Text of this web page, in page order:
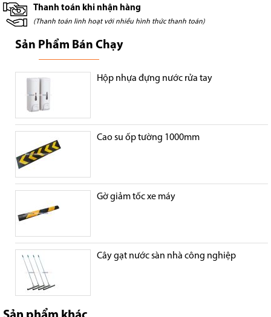
Thanh toán khi nhận hàng
(Thanh toán linh hoạt với nhiều hình thức thanh toán)
Sản Phẩm Bán Chạy
Hộp nhựa đựng nước rửa tay
Cao su ốp tường 1000mm
Gờ giảm tốc xe máy
Cây gạt nước sàn nhà công nghiệp